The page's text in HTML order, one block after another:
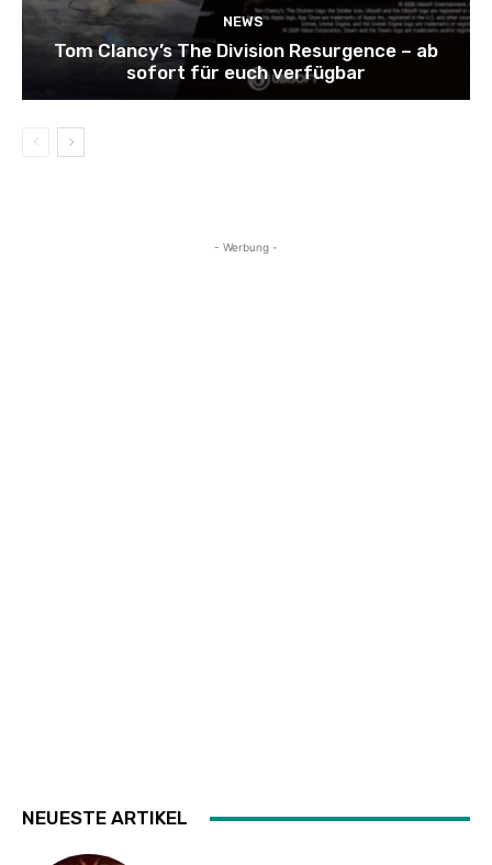
NEWS
Tom Clancy’s The Division Resurgence – ab
sofort für euch verfügbar
- Werbung -
NEUESTE ARTIKEL